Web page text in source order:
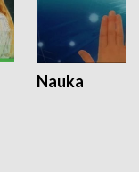
Nauka